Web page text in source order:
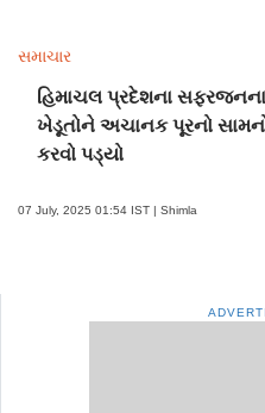
સમાચાર
હિમાચલ પ્રદેશના સફરજનના
ખેડૂતોને અચાનક પૂરનો
કરવો પડ્યો
07 July, 2025 01:54 IST | Shimla